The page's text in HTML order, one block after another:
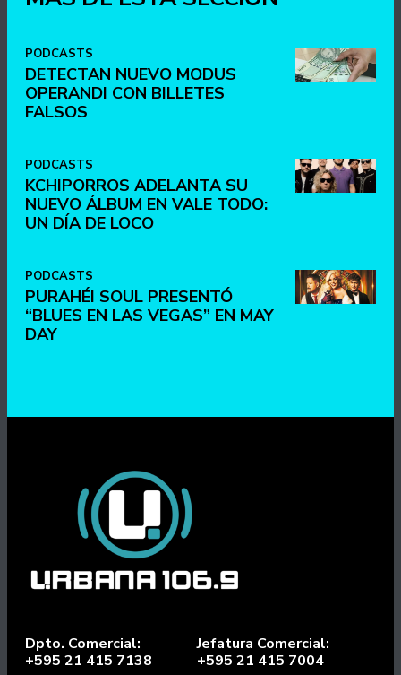
PODCASTS
DETECTAN NUEVO MODUS
OPERANDI CON BILLETES
FALSOS
PODCASTS
KCHIPORROS ADELANTA SU
NUEVO ÁLBUM EN VALE TODO:
UN DÍA DE LOCO
PODCASTS
PURAHÉI SOUL PRESENTÓ
“BLUES EN LAS VEGAS” EN MAY
DAY
Dpto. Comercial:
+595 21 415 7138
Jefatura Comercial:
+595 21 415 7004